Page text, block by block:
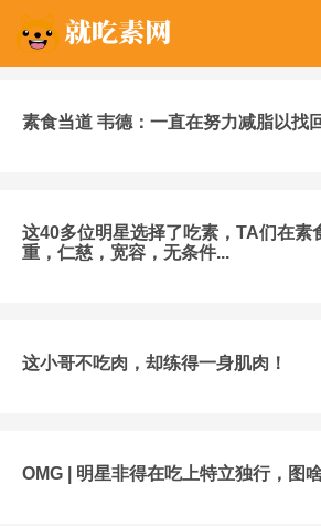
素食当道 韦德：一直在努力减脂以找
这40多位明星选择了吃素，TA们在素
重，仁慈，宽容，无条件...
这小哥不吃肉，却练得一身肌肉！
OMG | 明星非得在吃上特立独行，图